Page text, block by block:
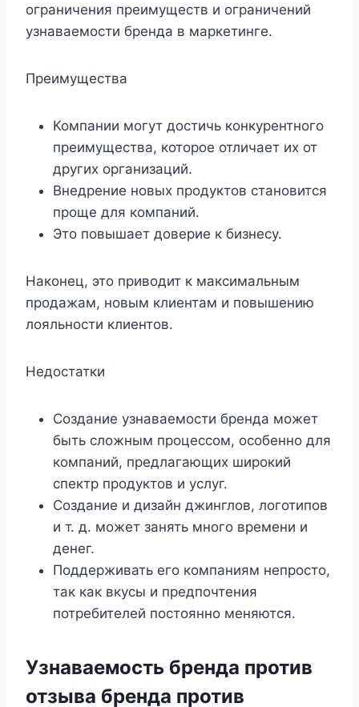
ограничения преимуществ и ограничений
узнаваемости бренда в маркетинге.
Преимущества
Компании могут достичь конкурентного
преимущества, которое отличает их от
других организаций.
Внедрение новых продуктов становится
проще для компаний.
Это повышает доверие к бизнесу.
Наконец, это приводит к максимальным
продажам, новым клиентам и повышению
лояльности клиентов.
Недостатки
Создание узнаваемости бренда может
быть сложным процессом, особенно для
компаний, предлагающих широкий
спектр продуктов и услуг.
Создание и дизайн джинглов, логотипов
и т. д. может занять много времени и
денег.
Поддерживать его компаниям непросто,
так как вкусы и предпочтения
потребителей постоянно меняются.
Узнаваемость бренда против
отзыва бренда против